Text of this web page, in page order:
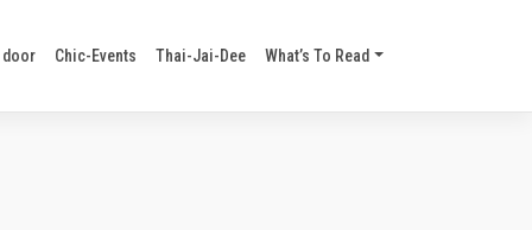
door Chic-Events Thai-Jai-Dee What’s To Read